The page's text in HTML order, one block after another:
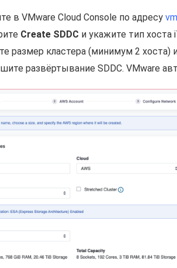
в VMware Cloud Console по адресу
Create SDDC и укажите тип хоста
размер кластера (минимум 2
развёртывание SDDC. VMware